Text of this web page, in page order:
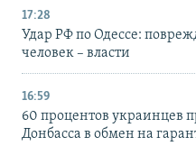
17:28
Удар РФ по Одессе:
человек – власти
16:59
60 процентов украинцев
Донбасса в обмен на